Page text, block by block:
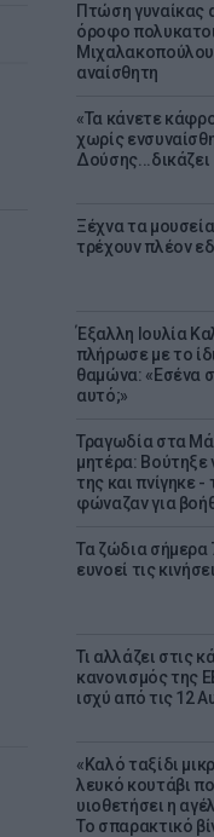
Πτώση γυναίκας
όροφο
αναίσθητη
«Τα κάνετε
χωρίς
Δούσης...δικάζει
Ξέχνα τα
τρέχουν πλέον
Έξαλλη Ιουλία
πλήρωσε με το
θαμώνα: «Εσένα
αυτό;»
Τραγωδία στα
μητέρα: Βούτηξε
της και πνίγηκε -
φώναζαν για
Τα ζώδια σήμερα
ευνοεί τις
Τι αλλάζει στις
κανονισμός της
ισχύ από τις 12
«Καλό ταξίδι
λευκό κουτάβι
υιοθετήσει η
Το σπαρακτικό